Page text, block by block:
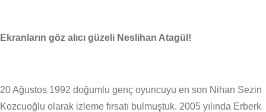
Ekranların göz alıcı güzeli Neslihan Atagül!
20 Ağustos 1992 doğumlu genç oyuncuyu en son Nihan Sezin
Kozcuoğlu olarak izleme fırsatı bulmuştuk. 2005 yılında Erberk